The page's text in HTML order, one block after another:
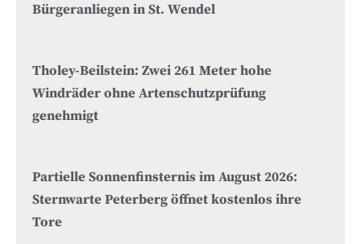
Bürgeranliegen in St. Wendel
Tholey-Beilstein: Zwei 261 Meter hohe
Windräder ohne Artenschutzprüfung
genehmigt
Partielle Sonnenfinsternis im August 2026:
Sternwarte Peterberg öffnet kostenlos ihre
Tore